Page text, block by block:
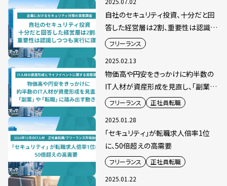
自社のセキュリティ投資、十分だと回
答した経営層は2割、重要性は認識し
つつも実行に課題
フリーランス
2025.02.13
物価高や円安をきっかけに約半数の
IT人材が資産形成を見直し、「副業」
や「転職」に踏み出す動きも
フリーランス
正社員転職
2025.01.28
「セキュリティ」が転職求人倍率1位
に、50倍超えの高需要
フリーランス
正社員転職
2025.01.22